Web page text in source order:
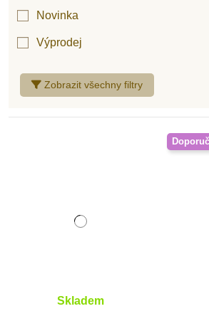
Zobrazit všechny filtry
Novinka
Výprodej
Skladem